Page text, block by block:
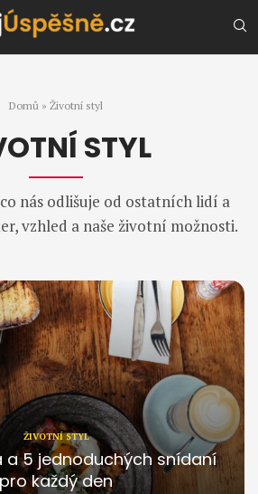
Domů » Životní styl
STYL
nás odlišuje od ostatních lidí a
vzhled a naše životní možnosti.
ŽIVOTNÍ STYL
a 5 jednoduchých snídaní
pro každý den